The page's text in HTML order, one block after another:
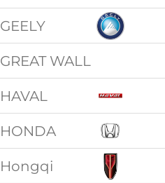
GEELY
GREAT WALL
HAVAL
HONDA
Hongqi